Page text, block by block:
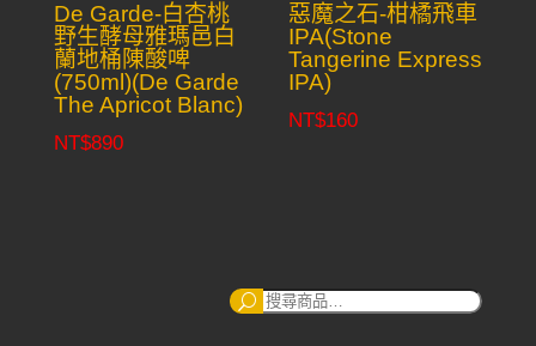
De Garde-白杏桃
野生酵母雅瑪邑白
蘭地桶陳酸啤
(750ml)(De Garde
The Apricot Blanc)
NT$890
惡魔之石-柑橘飛車
IPA(Stone
Tangerine Express
IPA)
NT$160
搜